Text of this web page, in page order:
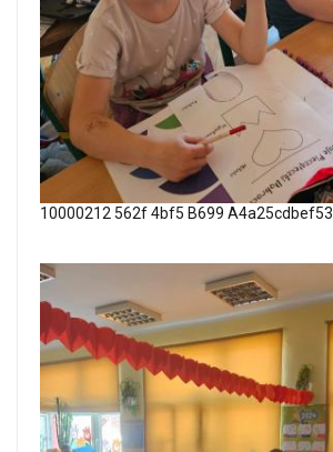
10000212 562f 4bf5 B699 A4a25cdbef53